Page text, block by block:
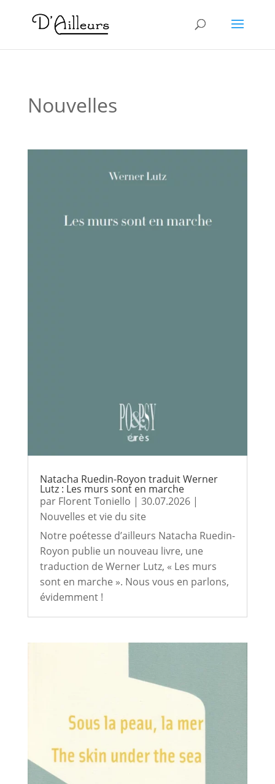
Nouvelles
Natacha Ruedin-Royon traduit Werner
Lutz : Les murs sont en marche
par Florent Toniello | 30.07.2026|
Nouvelles et vie du site
Notre poétesse d’ailleurs Natacha Ruedin-
Royon publie un nouveau livre, une
traduction de Werner Lutz, « Les murs
sont en marche ». Nous vous en parlons,
évidemment !